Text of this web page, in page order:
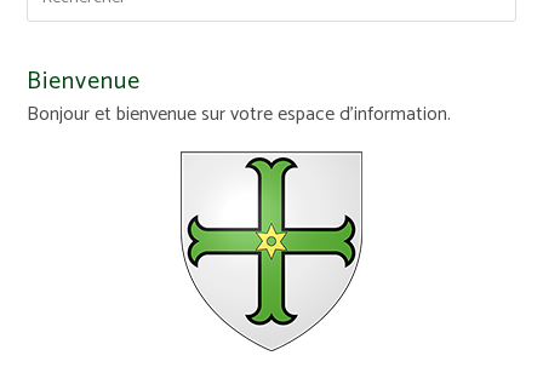
Bienvenue
Bonjour et bienvenue sur votre espace d'information.